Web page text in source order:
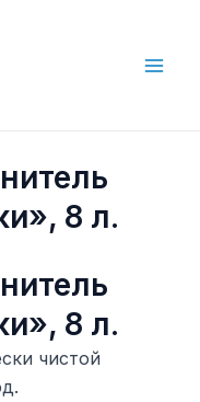
8 л.
8 л.
чистой